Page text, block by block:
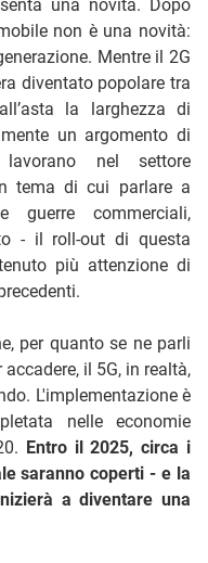
una novità. Dopo
non è una novità:
Mentre il 2G
diventato popolare tra
la larghezza di
un argomento di
nel settore
tema di cui parlare a
guerre commerciali,
- il roll-out di questa
più attenzione di
per quanto se ne parli
il 5G, in realtà,
L'implementazione è
nelle economie
Entro il 2025, circa i
saranno coperti - e la
a diventare una